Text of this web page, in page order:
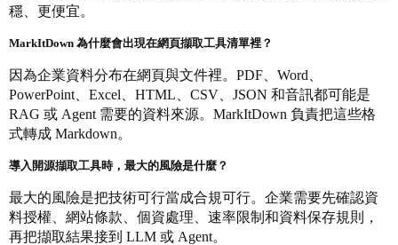
穩、更便宜。
MarkItDown 為什麼會出現在網頁擷取工具清單裡？
因為企業資料分布在網頁與文件裡。PDF、Word、
PowerPoint、Excel、HTML、CSV、JSON 和音訊都可能是
RAG 或 Agent 需要的資料來源。MarkItDown 負責把這些格
式轉成 Markdown。
導入開源擷取工具時，最大的風險是什麼？
最大的風險是把技術可行當成合規可行。企業需要先確認資
料授權、網站條款、個資處理、速率限制和資料保存規則，
再把擷取結果接到 LLM 或 Agent。